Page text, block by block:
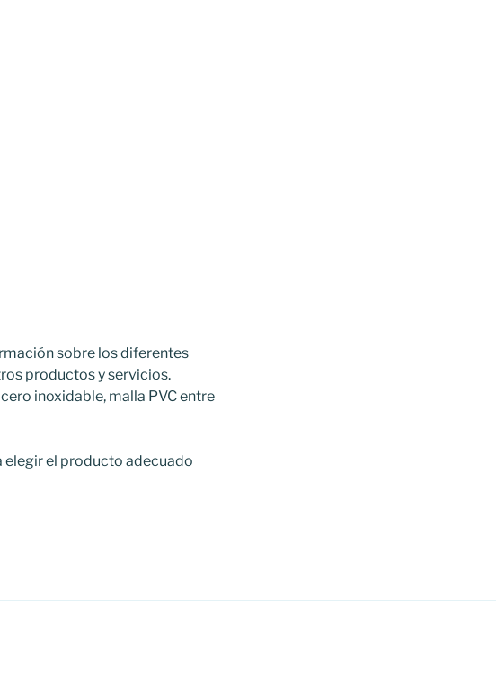
sobre los diferentes
productos y servicios.
inoxidable, malla PVC entre
elegir el producto adecuado